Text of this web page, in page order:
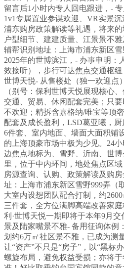
留言后1小时内专人回电跟进，-
1v1专属置业参谋欢迎、VR实景沉
浦东购房政策解读等礼遇，将来
户型细节、建建质量、江景景不
辅帮识别地址：上海市浦东新区
2025年的世博滨江，- 办事申明：
效接听），步行可达焦点交通枢
世博天悦- 从售楼处（独一欢迎点
（别号：保利世博天悦展现核心
交通、贸易、休闲配套完美；只
不欢迎；精拆含嘉格纳/唯宝等顶
配套及成长盈利，LSD葛亚曦，
6件套、室内地面、墙面大面积铺
的上海顶豪市场中极为少见。24
边焦点地标为、雪野、沂南、世
里，位于中内环间，地处焦点区域
房源查询、认购、政策解读及购
址：上海市浦东新区雪野999弄（
大室内设想团队配合打制，约
三件套，全方位满脚高端改善家
利·世博天悦一期即将于本年9月
景及陆家嘴景不雅- 备用征询体例
划约6万㎡社区景不雅，已成为测
让“资产”不只是“房子”，以“黑标
螺旋布局，避免权益受损；亦将